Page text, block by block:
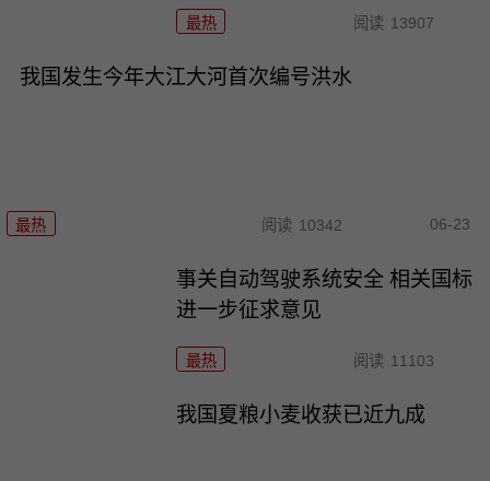
最热 阅读 13907
我国发生今年大江大河首次编号洪水
最热 阅读 10342 06-23
事关自动驾驶系统安全 相关国标
进一步征求意见
最热 阅读 11103
我国夏粮小麦收获已近九成